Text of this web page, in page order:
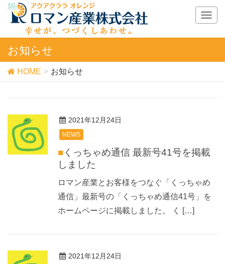
T
g
l
n
t
n
お知らせ
HOME お知らせ
2021年12月24日
NEWS
■くっちゃめ通信 最新号41号を掲載
しました
ロマン産業とお客様をつなぐ「くっちゃめ
通信」最新号の「くっちゃめ通信41号」を
ホームページに掲載しました。 く […]
2021年12月24日